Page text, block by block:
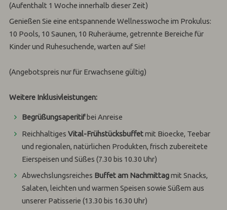
(Aufenthalt 1 Woche innerhalb dieser Zeit)
Genießen Sie eine entspannende Wellnesswoche im Prokulus:
10 Pools, 10 Saunen, 10 Ruheräume, getrennte Bereiche für
Kinder und Ruhesuchende, warten auf Sie!
(Angebotspreis nur für Erwachsene gültig)
Weitere Inklusivleistungen:
Begrüßungsaperitifbei Anreise
ReichhaltigesVital-Frühstücksbuffetmit Bioecke, Teebar
und regionalen, natürlichen Produkten, frisch zubereitete
Eierspeisen und Süßes (7.30 bis 10.30 Uhr)
Abwechslungsreiches Buffet am Nachmittagmit Snacks,
Salaten, leichten und warmen Speisen sowie Süßem aus
unserer Patisserie (13.30 bis 16.30 Uhr)